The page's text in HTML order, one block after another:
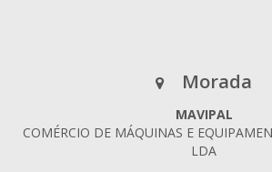
Morada
MAVIPAL
COMÉRCIO DE MÁQUINAS E
LDA